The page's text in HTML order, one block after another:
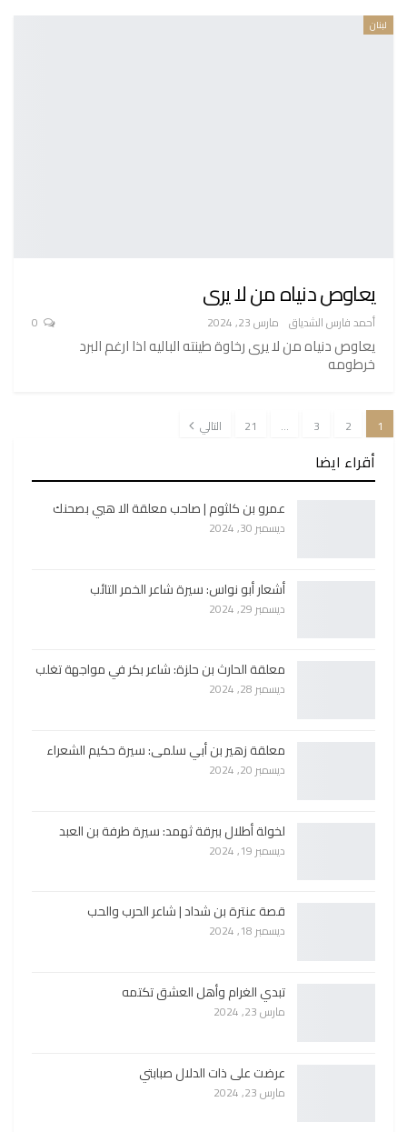
لبنان
يعاوص دنياه من لا يرى
أحمد فارس الشدياق مارس 23, 2024
يعاوص دنياه من لا يرى رخاوة طينته الباليه اذا ارغم البرد
خرطومه
1
2
3
…
21 التالي
أقراء ايضا
عمرو بن كلثوم | صاحب معلقة الا هبي بصحنك
ديسمبر 30, 2024
أشعار أبو نواس: سيرة شاعر الخمر التائب
ديسمبر 29, 2024
معلقة الحارث بن حلزة: شاعر بكر في مواجهة تغلب
ديسمبر 28, 2024
معلقة زهير بن أبي سلمى: سيرة حكيم الشعراء
ديسمبر 20, 2024
لخولة أطلال ببرقة ثهمد: سيرة طرفة بن العبد
ديسمبر 19, 2024
قصة عنترة بن شداد | شاعر الحرب والحب
ديسمبر 18, 2024
تبدي الغرام وأهل العشق تكتمه
مارس 23, 2024
عرضت على ذات الدلال صبابتي
مارس 23, 2024